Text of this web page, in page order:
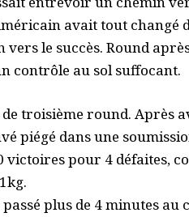
avait tout changé
le succès. Round
contrôle au sol suffocant.
troisième round.
piégé dans une
pour 4 défaites,
plus de 4 minutes